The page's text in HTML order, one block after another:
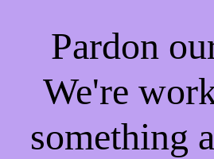
Pardon
We're
something